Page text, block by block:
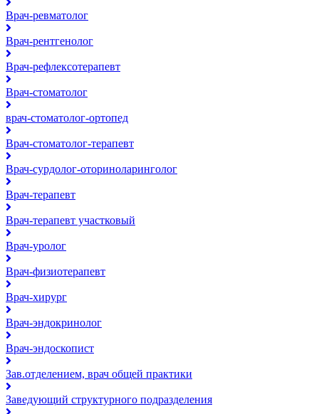
Врач-ревматолог
Врач-рентгенолог
Врач-рефлексотерапевт
Врач-стоматолог
врач-стоматолог-ортопед
Врач-стоматолог-терапевт
Врач-сурдолог-оториноларинголог
Врач-терапевт
Врач-терапевт участковый
Врач-уролог
Врач-физиотерапевт
Врач-хирург
Врач-эндокринолог
Врач-эндоскопист
Зав.отделением, врач общей практики
Заведующий структурного подразделения